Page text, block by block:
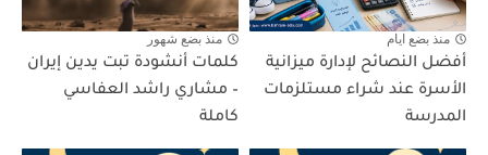
منذ بضع ايام
أفضل النصائح لإدارة ميزانية
الأسرة عند شراء مستلزمات
المدرسة
منذ بضع شهور
كلمات أنشودة تبت يدين إيران
– مشاري راشد العفاسي
كاملة